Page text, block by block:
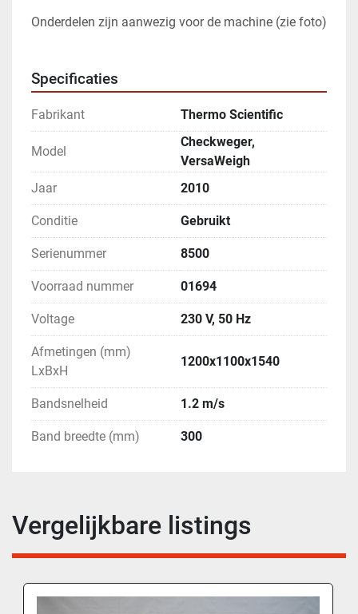
Onderdelen zijn aanwezig voor de machine (zie foto)
Specificaties
Fabrikant Thermo Scientific
Model
Checkweger,
VersaWeigh
Jaar
2010
Conditie Gebruikt
Serienummer 8500
Voorraad nummer 01694
Voltage 230 V, 50 Hz
Afmetingen (mm)
LxBxH
1200x1100x1540
Bandsnelheid 1.2 m/s
Band breedte (mm) 300
Vergelijkbare listings